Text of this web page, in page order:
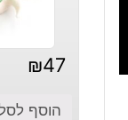
₪47
הוסף